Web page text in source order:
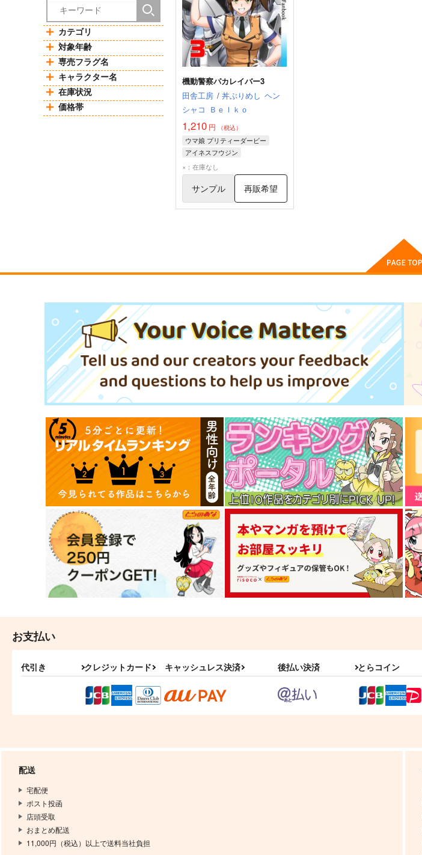
カテゴリ
対象年齢
専売フラグ名
キャラクター名
在庫状況
価格帯
機動警察パカレイバー3
田舎工房 / 丼ぶりめし ヘン
シャコ Ｂｅｌｋｏ
1,210 円 （税込）
ウマ娘 プリティーダービー
アイネスフウジン
スペシャルウィーク
×：在庫なし
サンプル 再販希望
お支払い
代引き クレジットカード キャッシュレス決済 後払い決済 とらコイン
配送
宅配便
ポスト投函
店頭受取
おまとめ配送
11,000円（税込）以上で送料当社負担